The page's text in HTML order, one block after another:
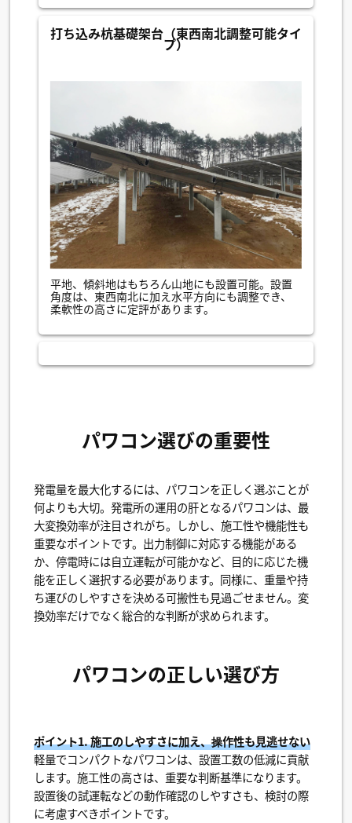
打ち込み杭基礎架台（東西南北調整可能タイ
プ）
平地、傾斜地はもちろん山地にも設置可能。設置
角度は、東西南北に加え水平方向にも調整でき、
柔軟性の高さに定評があります。
パワコン選びの重要性
発電量を最大化するには、パワコンを正しく選ぶことが
何よりも大切。発電所の運用の肝となるパワコンは、最
大変換効率が注目されがち。しかし、施工性や機能性も
重要なポイントです。出力制御に対応する機能がある
か、停電時には自立運転が可能かなど、目的に応じた機
能を正しく選択する必要があります。同様に、重量や持
ち運びのしやすさを決める可搬性も見過ごせません。変
換効率だけでなく総合的な判断が求められます。
パワコンの正しい選び方
ポイント1. 施工のしやすさに加え、操作性も見逃せない
軽量でコンパクトなパワコンは、設置工数の低減に貢献
します。施工性の高さは、重要な判断基準になります。
設置後の試運転などの動作確認のしやすさも、検討の際
に考慮すべきポイントです。